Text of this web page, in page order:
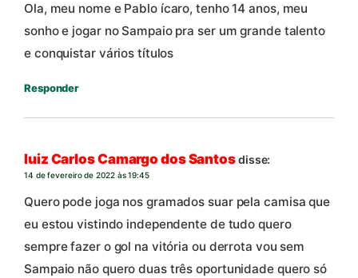
Ola, meu nome e Pablo ícaro, tenho 14 anos, meu
sonho e jogar no Sampaio pra ser um grande talento
e conquistar vários títulos
Responder
luiz Carlos Camargo dos Santosdisse:
14 de fevereiro de 2022 às 19:45
Quero pode joga nos gramados suar pela camisa que
eu estou vistindo independente de tudo quero
sempre fazer o gol na vitória ou derrota vou sem
Sampaio não quero duas três oportunidade quero só